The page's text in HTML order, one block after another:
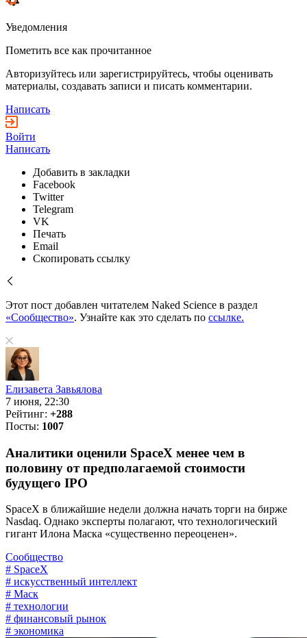
Уведомления
Пометить все как прочитанное
Авторизуйтесь или зарегистрируйтесь, чтобы оценивать
материалы, создавать записи и писать комментарии.
Написать
Войти
Написать
Добавить в закладки
Facebook
Twitter
Telegram
VK
Печать
Email
Скопировать ссылку
Этот пост добавлен читателем Naked Science в раздел
«Сообщество». Узнайте как это сделать по ссылке.
Елизавета Завьялова
7 июня, 22:30
Рейтинг: +288
Посты: 1007
Аналитики оценили SpaceX менее чем в
половину от предполагаемой стоимости
будущего IPO
SpaceX в ближайшие недели должна начать торги на бирже
Nasdaq. Однако эксперты полагают, что технологический
гигант Илона Маска «существенно переоценен».
Сообщество
# SpaceX
# искусственный интеллект
# Маск
# технологии
# финансовый рынок
# экономика